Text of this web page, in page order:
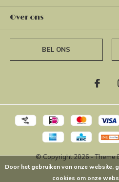
Over ons
BEL ONS
© Copyright2026- Theme
Door het gebruiken van onze website,
cookies om onze